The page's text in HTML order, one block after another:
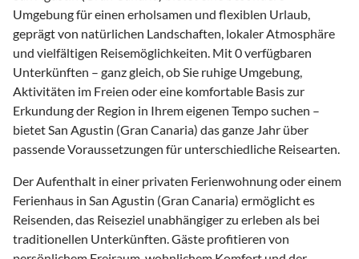
Umgebung für einen erholsamen und flexiblen Urlaub,
geprägt von natürlichen Landschaften, lokaler Atmosphäre
und vielfältigen Reisemöglichkeiten. Mit 0 verfügbaren
Unterkünften – ganz gleich, ob Sie ruhige Umgebung,
Aktivitäten im Freien oder eine komfortable Basis zur
Erkundung der Region in Ihrem eigenen Tempo suchen –
bietet San Agustin (Gran Canaria) das ganze Jahr über
passende Voraussetzungen für unterschiedliche Reisearten.
Der Aufenthalt in einer privaten Ferienwohnung oder einem
Ferienhaus in San Agustin (Gran Canaria) ermöglicht es
Reisenden, das Reiseziel unabhängiger zu erleben als bei
traditionellen Unterkünften. Gäste profitieren von